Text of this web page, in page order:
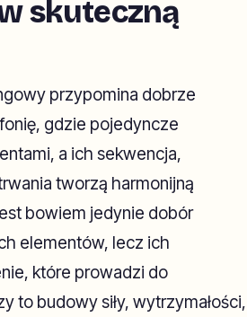
skuteczną
przypomina dobrze
gdzie pojedyncze
a ich sekwencja,
tworzą harmonijną
bowiem jedynie dobór
elementów, lecz ich
które prowadzi do
to budowy siły, wytrzymałości,